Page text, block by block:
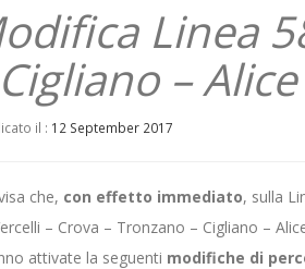
Linea
–
il : 12 September 2017
che, con effetto immediato, sulla
– Crova – Tronzano – Cigliano –
attivate la seguenti modifiche di